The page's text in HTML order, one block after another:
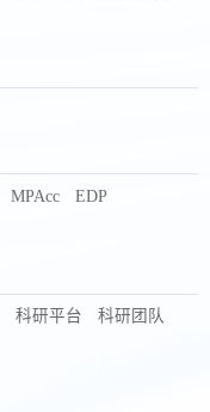
MPAcc
EDP
科研平台
科研团队